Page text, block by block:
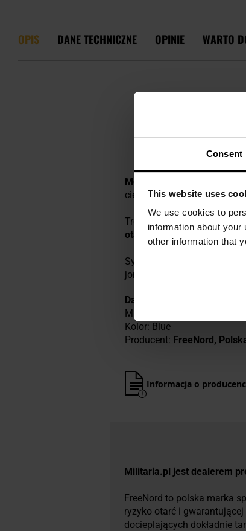
Consent
This website uses
We use cookies to
information about
other information that
OPIS DANE TECHNICZNE OPINIE WARTO
Męskie legginsy
ciepłotę ciała oraz
Trójwymiarowa
otarciami
. Legginsy
System kontroli
jonów srebra
redukuje
Dane techniczne
Materiał: poliamid 95%,
Kolor: Blue
Producent: FreeNord,
Informacja o
Militaria.pl jest dealerem
FreeNord to polska marka
ryzyko otarć i
docieplających dokładnie